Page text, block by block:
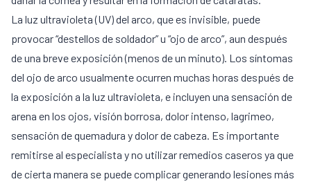
La luz ultravioleta (UV) del arco, que es invisible, puede
provocar “destellos de soldador” u “ojo de arco”, aun después
de una breve exposición (menos de un minuto). Los síntomas
del ojo de arco usualmente ocurren muchas horas después de
la exposición a la luz ultravioleta, e incluyen una sensación de
arena en los ojos, visión borrosa, dolor intenso, lagrimeo,
sensación de quemadura y dolor de cabeza. Es importante
remitirse al especialista y no utilizar remedios caseros ya que
de cierta manera se puede complicar generando lesiones más